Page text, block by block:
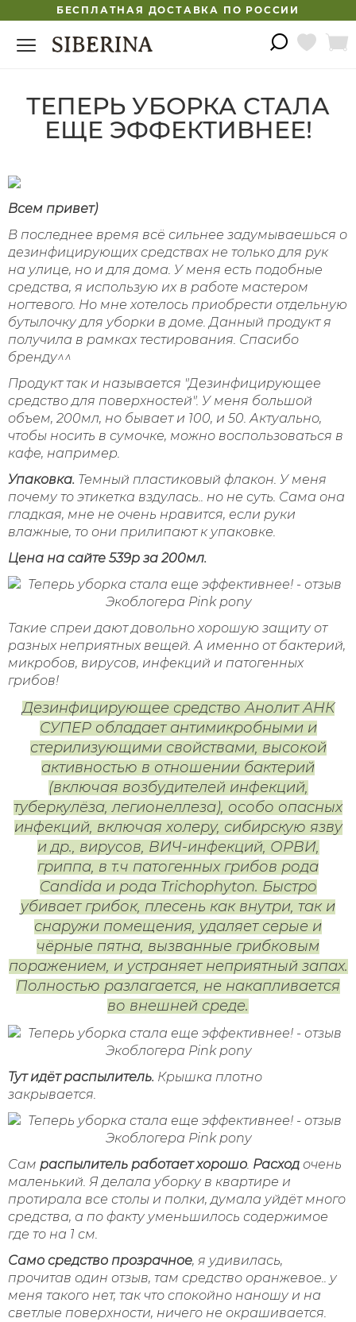
БЕСПЛАТНАЯ ДОСТАВКА ПО РОССИИ
ТЕПЕРЬ УБОРКА СТАЛА
ЕЩЕ ЭФФЕКТИВНЕЕ!
Всем привет)
В последнее время всё сильнее задумываешься о
дезинфицирующих средствах не только для рук
на улице, но и для дома. У меня есть подобные
средства, я использую их в работе мастером
ногтевого. Но мне хотелось приобрести отдельную
бутылочку для уборки в доме. Данный продукт я
получила в рамках тестирования. Спасибо
бренду^^
Продукт так и называется "Дезинфицирующее
средство для поверхностей". У меня большой
объем, 200мл, но бывает и 100, и 50. Актуально,
чтобы носить в сумочке, можно воспользоваться в
кафе, например.
Упаковка. Темный пластиковый флакон. У меня
почему то этикетка вздулась.. но не суть. Сама она
гладкая, мне не очень нравится, если руки
влажные, то они прилипают к упаковке.
Цена на сайте 539р за 200мл.
Такие спреи дают довольно хорошую защиту от
разных неприятных вещей. А именно от бактерий,
микробов, вирусов, инфекций и патогенных
грибов!
Дезинфицирующее средство Анолит АНК
СУПЕР обладает антимикробными и
стерилизующими свойствами, высокой
активностью в отношении бактерий
(включая возбудителей инфекций,
туберкулёза, легионеллеза), особо опасных
инфекций, включая холеру, сибирскую язву
и др., вирусов, ВИЧ-инфекций, ОРВИ,
гриппа, в т.ч патогенных грибов рода
Candida и рода Trichophyton. Быстро
убивает грибок, плесень как внутри, так и
снаружи помещения, удаляет серые и
чёрные пятна, вызванные грибковым
поражением, и устраняет неприятный запах.
Полностью разлагается, не накапливается
во внешней среде.
Тут идёт распылитель. Крышка плотно
закрывается.
Сам распылитель работает хорошо. Расход очень
маленький. Я делала уборку в квартире и
протирала все столы и полки, думала уйдёт много
средства, а по факту уменьшилось содержимое
где то на 1 см.
Само средство прозрачное, я удивилась,
прочитав один отзыв, там средство оранжевое.. у
меня такого нет, так что спокойно наношу и на
светлые поверхности, ничего не окрашивается.